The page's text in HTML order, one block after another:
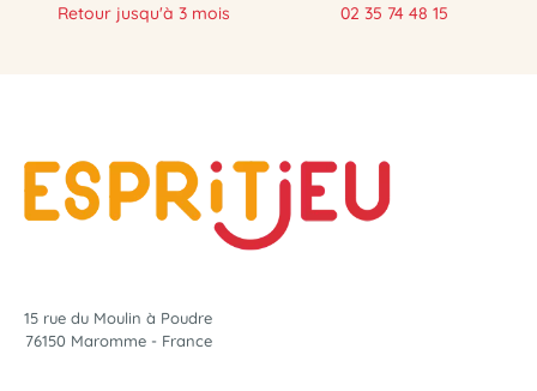
Retour jusqu'à 3 mois
02 35 74 48 15
15 rue du Moulin à Poudre
76150 Maromme - France